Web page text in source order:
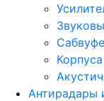
Антирадары